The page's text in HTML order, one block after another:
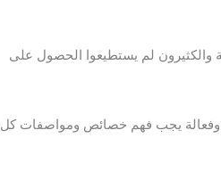
والكثيرون لم يستطيعوا الحصول على
وفعالة يجب فهم خصائص ومواصفات كل